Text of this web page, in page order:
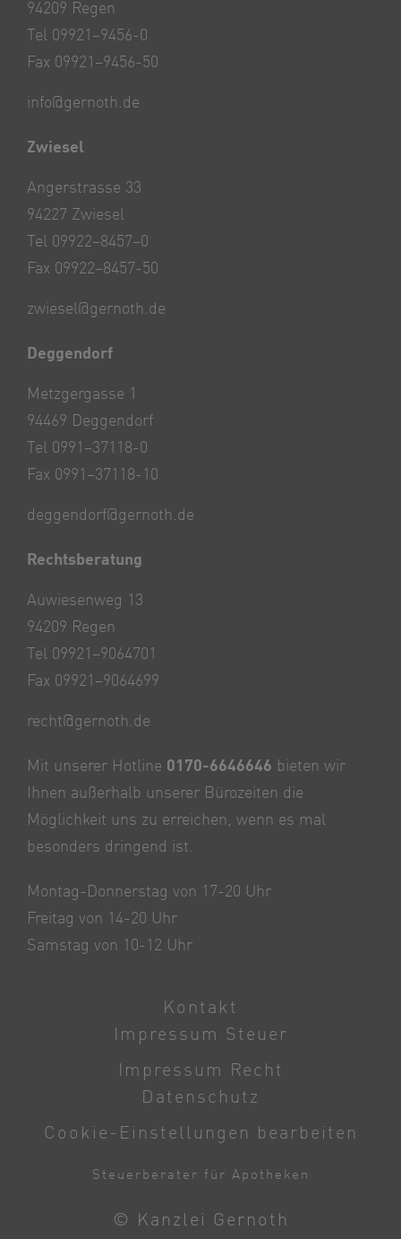
94209 Regen
Tel 09921–9456-0
Fax 09921–9456-50
info@gernoth.de
Zwiesel
Angerstrasse 33
94227 Zwiesel
Tel 09922–8457–0
Fax 09922–8457-50
zwiesel@gernoth.de
Deggendorf
Metzgergasse 1
94469 Deggendorf
Tel 0991–37118-0
Fax 0991–37118-10
deggendorf@gernoth.de
Rechtsberatung
Auwiesenweg 13
94209 Regen
Tel 09921–9064701
Fax 09921–9064699
recht@gernoth.de
Mit unserer Hotline 0170-6646646 bieten wir
Ihnen außerhalb unserer Bürozeiten die
Möglichkeit uns zu erreichen, wenn es mal
besonders dringend ist.
Montag-Donnerstag von 17-20 Uhr
Freitag von 14-20 Uhr
Samstag von 10-12 Uhr
Kontakt
Impressum Steuer
Impressum Recht
Datenschutz
Cookie-Einstellungen bearbeiten
Steuerberater für Apotheken
© Kanzlei Gernoth